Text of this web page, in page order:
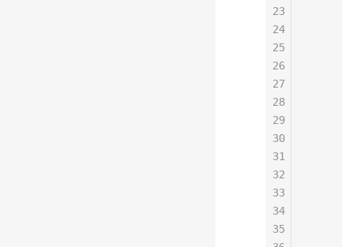
23
24
25
26
27
28
29
30
31
32
33
34
35